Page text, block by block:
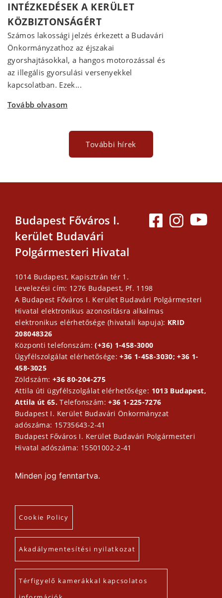
INTÉZKEDÉSEK A KERÜLET
KÖZBIZTONSÁGÉRT
Számos lakossági jelzés érkezett a Budavári
Önkormányzathoz az éjszakai
gyorshajtásokkal, a hangos motorozással és
az illegális gyorsulási versenyekkel
kapcsolatban. Ezek...
Tovább olvasom
További hírek
Budapest Főváros I.
kerület Budavári
Polgármesteri Hivatal
1014 Budapest, Kapisztrán tér 1.
Levelezési cím: 1276 Budapest, Pf. 1198
A Budapest Főváros I. Kerület Budavári Polgármesteri
Hivatal elektronikus azonosításra alkalmas
elektronikus elérhetősége (hivatali kapuja): KRID
208048326
Központi telefonszám:(+36) 1-458-3000
Ügyfélszolgálat elérhetősége:+36 1-458-3030; +36 1-
458-3025
Zöldszám: +36 80-204-275
Attila úti ügyfélszolgálat elérhetősége: 1013 Budapest,
Attila út 65.Telefonszám:+36 1-225-7276
Budapest I. Kerület Budavári Önkormányzat
adószáma: 15735643-2-41
Budapest Főváros I. Kerület Budavári Polgármesteri
Hivatal adószáma: 15501002-2-41
Minden jog fenntartva.
Cookie Policy
Akadálymentesítési nyilatkozat
Térfigyelő kamerákkal kapcsolatos